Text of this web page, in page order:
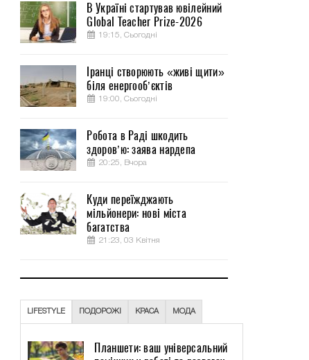
В Україні стартував ювілейний
Global Teacher Prize-2026
19:15, Сьогодні
Іранці створюють «живі щити»
біля енергооб’єктів
19:00, Сьогодні
Робота в Раді шкодить
здоров’ю: заява нардепа
20:25, Вчора
Куди переїжджають
мільйонери: нові міста
багатства
21:23, 03 Квітня
LIFESTYLE ПОДОРОЖІ КРАСА МОДА
Планшети: ваш універсальний